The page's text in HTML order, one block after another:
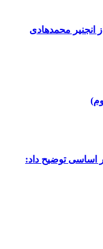
انجنیر محمدهادی
اساسی توضیح داد: